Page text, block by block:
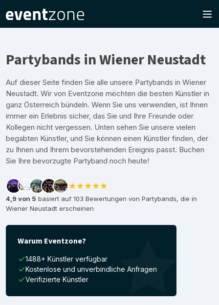
Partybands in Wiener Neustadt
Auf dieser Seite finden Sie alle unsere Partybands in Wiener
Neustadt. Wir von Eventzone möchten die besten Künstler in
ganz Österreich bündeln. Wenn Sie uns verwenden, ist Ihnen
immer ein Erlebnis sicher, das Sie und Ihre Freunde oder
Kollegen nicht vergessen. Unten sehen Sie unsere vielen
begabten Künstler, und Sie können einen Künstler finden, der
zu Ihnen und Ihrem bevorstehenden Ereignis passt. Buchen
Sie Ihre bevorzugte Partyband noch heute!
★★★★★
4,9 von 5 basiert auf 103 Bewertungen von Partybands, die in
Wiener Neustadt erscheinen
Warum Eventzone?
1488+ Künstler verfügbar
Kostenlose und unverbindliche Anfragen
Verifizierte Künstler